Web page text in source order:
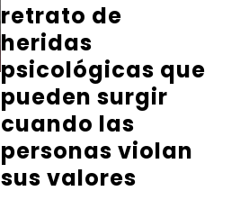
retrato de
heridas
psicológicas que
pueden surgir
cuando las
personas violan
sus valores